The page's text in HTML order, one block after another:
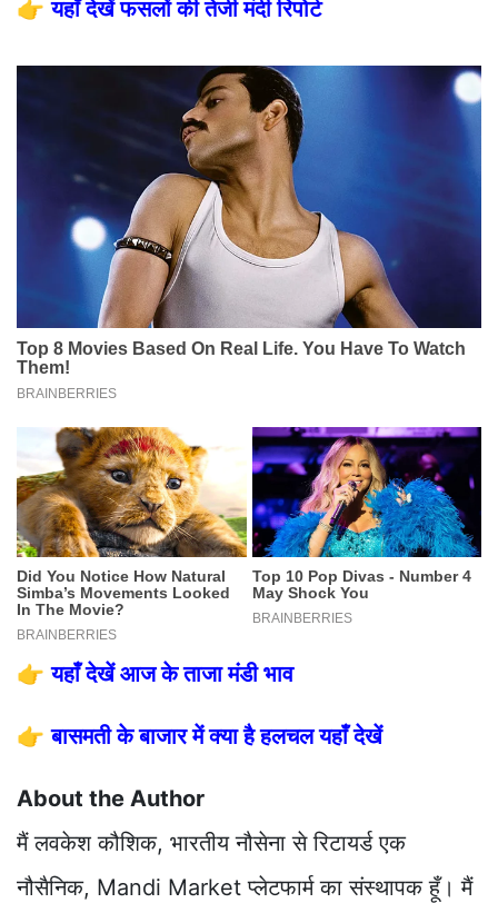
👉यहाँ देखें फसलों की तेजी मंदी रिपोर्ट
👉यहाँ देखें आज के ताजा मंडी भाव
👉बासमती के बाजार में क्या है हलचल यहाँ देखें
About the Author
मैं लवकेश कौशिक, भारतीय नौसेना से रिटायर्ड एक
नौसैनिक, Mandi Market प्लेटफार्म का संस्थापक हूँ। मैं